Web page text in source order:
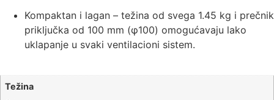
Kompaktan i lagan – težina od svega 1.45 kg i prečnik
priključka od 100 mm (φ100) omogućavaju lako
uklapanje u svaki ventilacioni sistem.
Težina